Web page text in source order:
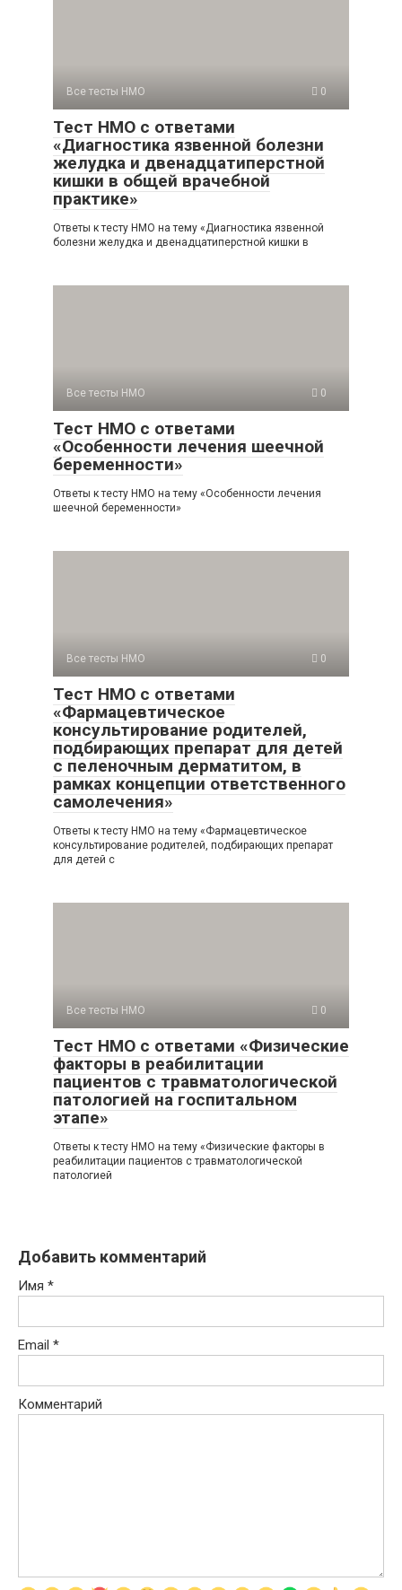
Все тесты НМО 0
Тест НМО с ответами
«Диагностика язвенной болезни
желудка и двенадцатиперстной
кишки в общей врачебной
практике»
Ответы к тесту НМО на тему «Диагностика язвенной
болезни желудка и двенадцатиперстной кишки в
Все тесты НМО 0
Тест НМО с ответами
«Особенности лечения шеечной
беременности»
Ответы к тесту НМО на тему «Особенности лечения
шеечной беременности»
Все тесты НМО 0
Тест НМО с ответами
«Фармацевтическое
консультирование родителей,
подбирающих препарат для детей
с пеленочным дерматитом, в
рамках концепции ответственного
самолечения»
Ответы к тесту НМО на тему «Фармацевтическое
консультирование родителей, подбирающих препарат
для детей с
Все тесты НМО 0
Тест НМО с ответами «Физические
факторы в реабилитации
пациентов с травматологической
патологией на госпитальном
этапе»
Ответы к тесту НМО на тему «Физические факторы в
реабилитации пациентов с травматологической
патологией
Добавить комментарий
Имя *
Email *
Комментарий